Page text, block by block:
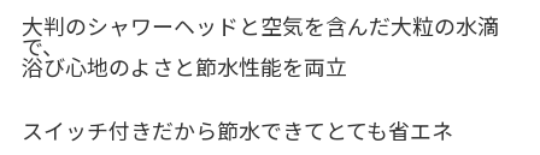
大判のシャワーヘッドと空気を含んだ大粒の水滴
で、
浴び心地のよさと節水性能を両立
スイッチ付きだから節水できてとても省エネ